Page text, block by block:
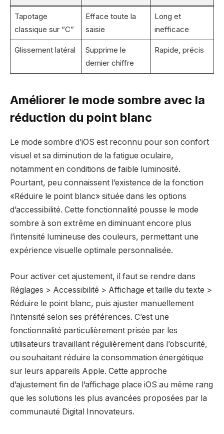
Tapotage
classique sur “C”
Efface toute la
saisie
Long et
inefficace
Glissement latéral
Supprime le
dernier chiffre
Rapide, précis
Améliorer le mode sombre avec la
réduction du point blanc
Le mode sombre d’iOS est reconnu pour son confort
visuel et sa diminution de la fatigue oculaire,
notamment en conditions de faible luminosité.
Pourtant, peu connaissent l’existence de la fonction
«Réduire le point blanc» située dans les options
d’accessibilité. Cette fonctionnalité pousse le mode
sombre à son extrême en diminuant encore plus
l’intensité lumineuse des couleurs, permettant une
expérience visuelle optimale personnalisée.
Pour activer cet ajustement, il faut se rendre dans
Réglages > Accessibilité > Affichage et taille du texte >
Réduire le point blanc, puis ajuster manuellement
l’intensité selon ses préférences. C’est une
fonctionnalité particulièrement prisée par les
utilisateurs travaillant régulièrement dans l’obscurité,
ou souhaitant réduire la consommation énergétique
sur leurs appareils Apple. Cette approche
d’ajustement fin de l’affichage place iOS au même rang
que les solutions les plus avancées proposées par la
communauté Digital Innovateurs.